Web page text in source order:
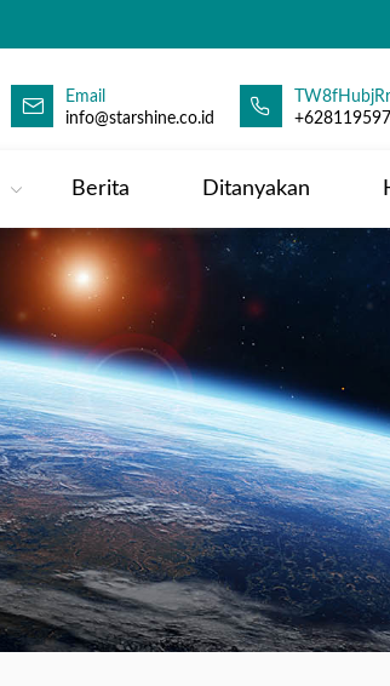
Email
info@starshine.co.id
Berita Ditanyakan